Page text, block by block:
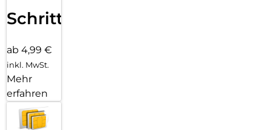
Schritten
ab 4,99 €
inkl. MwSt.
Mehr
erfahren